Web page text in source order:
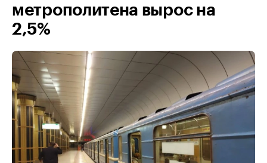
метрополитена вырос на
2,5%